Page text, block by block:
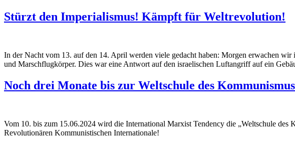
Stürzt den Imperialismus! Kämpft für Weltrevolution!
In der Nacht vom 13. auf den 14. April werden viele gedacht haben: Morgen erwachen
und Marschflugkörper. Dies war eine Antwort auf den israelischen Luftangriff auf ein
Noch drei Monate bis zur Weltschule des
Vom 10. bis zum 15.06.2024 wird die International Marxist Tendency die „Weltschule
Revolutionären Kommunistischen Internationale!